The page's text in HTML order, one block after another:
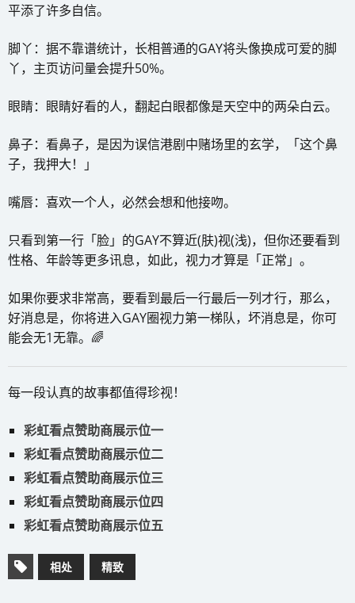
平添了许多自信。
脚丫：据不靠谱统计，长相普通的GAY将头像换成可爱的脚
丫，主页访问量会提升50%。
眼睛：眼睛好看的人，翻起白眼都像是天空中的两朵白云。
鼻子：看鼻子，是因为误信港剧中赌场里的玄学，「这个鼻
子，我押大！」
嘴唇：喜欢一个人，必然会想和他接吻。
只看到第一行「脸」的GAY不算近(肤)视(浅)，但你还要看到
性格、年龄等更多讯息，如此，视力才算是「正常」。
如果你要求非常高，要看到最后一行最后一列才行，那么，
好消息是，你将进入GAY圈视力第一梯队，坏消息是，你可
能会无1无靠。🌈
每一段认真的故事都值得珍视！
彩虹看点赞助商展示位一
彩虹看点赞助商展示位二
彩虹看点赞助商展示位三
彩虹看点赞助商展示位四
彩虹看点赞助商展示位五
相处 精致